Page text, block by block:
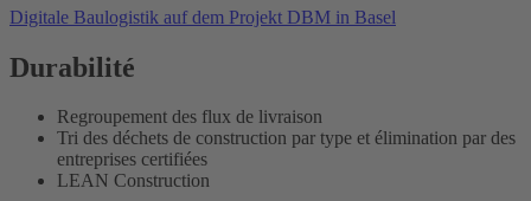
Digitale Baulogistik auf dem Projekt DBM in Basel
Durabilité
Regroupement des flux de livraison
Tri des déchets de construction par type et élimination par des
entreprises certifiées
LEAN Construction